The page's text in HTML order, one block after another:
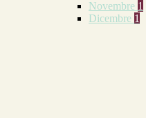
Novembre 1
Dicembre 1